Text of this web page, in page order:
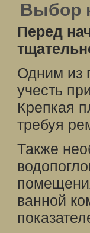
Выбор
Перед
Одним из
учесть
Крепкая
требуя
Также
ванной